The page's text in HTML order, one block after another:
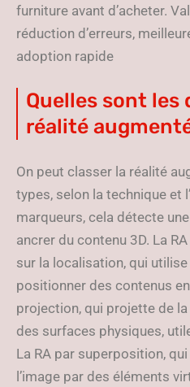
furniture avant d’acheter.
réduction d’erreurs,
adoption rapide
Quelles sont les
réalité
On peut classer la réalité
types, selon la technique et
marqueurs, cela détecte
ancrer du contenu 3D. La
sur la localisation, qui
positionner des contenus
projection, qui projette de
des surfaces physiques,
La RA par superposition,
l’image par des éléments